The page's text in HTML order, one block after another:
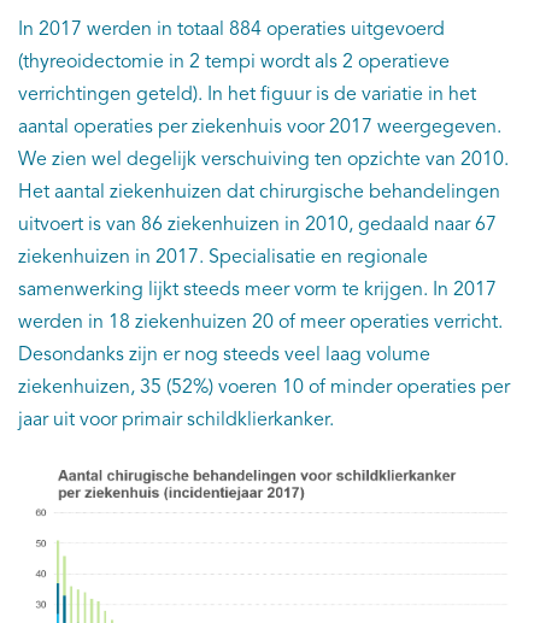
In 2017 werden in totaal 884 operaties uitgevoerd
(thyreoidectomie in 2 tempi wordt als 2 operatieve
verrichtingen geteld). In het figuur is de variatie in het
aantal operaties per ziekenhuis voor 2017 weergegeven.
We zien wel degelijk verschuiving ten opzichte van 2010.
Het aantal ziekenhuizen dat chirurgische behandelingen
uitvoert is van 86 ziekenhuizen in 2010, gedaald naar 67
ziekenhuizen in 2017. Specialisatie en regionale
samenwerking lijkt steeds meer vorm te krijgen. In 2017
werden in 18 ziekenhuizen 20 of meer operaties verricht.
Desondanks zijn er nog steeds veel laag volume
ziekenhuizen, 35 (52%) voeren 10 of minder operaties per
jaar uit voor primair schildklierkanker.